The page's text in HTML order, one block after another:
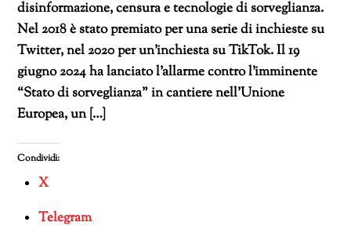
disinformazione, censura e tecnologie di sorveglianza.
Nel 2018 è stato premiato per una serie di inchieste su
Twitter, nel 2020 per un’inchiesta su TikTok. Il 19
giugno 2024 ha lanciato l’allarme contro l’imminente
“Stato di sorveglianza” in cantiere nell’Unione
Europea, un […]
Condividi:
X
Telegram